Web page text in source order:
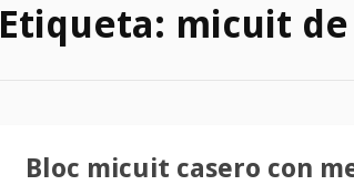
Etiqueta: micuit
Bloc micuit casero con